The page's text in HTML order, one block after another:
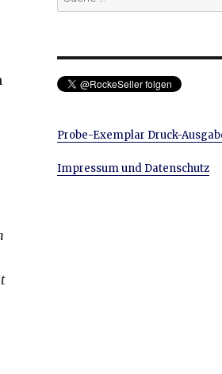
nach:
Probe-Exemplar Druck-
Impressum und Datenschutz